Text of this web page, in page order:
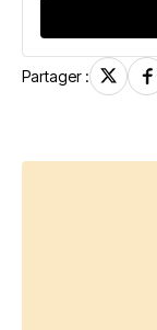
Partager :